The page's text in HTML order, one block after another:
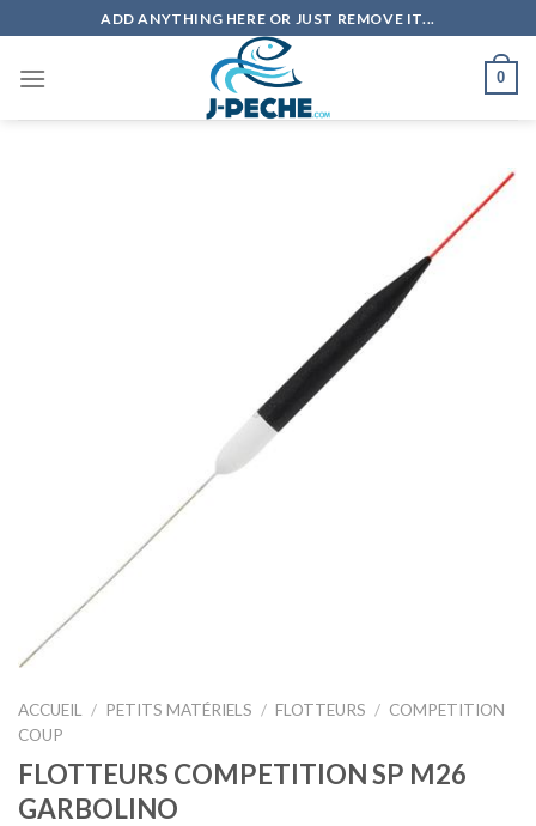
to
content
ADD ANYTHING HERE OR JUST REMOVE IT...
0
ACCUEIL / PETITS MATÉRIELS / FLOTTEURS / COMPETITION
COUP
FLOTTEURS COMPETITION SP M26
GARBOLINO